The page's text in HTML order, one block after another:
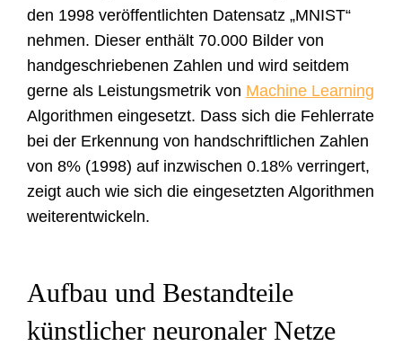
den 1998 veröffentlichten Datensatz „MNIST“
nehmen. Dieser enthält 70.000 Bilder von
handgeschriebenen Zahlen und wird seitdem
gerne als Leistungsmetrik von Machine Learning
Algorithmen eingesetzt. Dass sich die Fehlerrate
bei der Erkennung von handschriftlichen Zahlen
von 8% (1998) auf inzwischen 0.18% verringert,
zeigt auch wie sich die eingesetzten Algorithmen
weiterentwickeln.
Aufbau und Bestandteile
künstlicher neuronaler Netze